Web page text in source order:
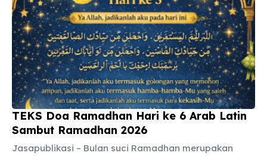
makan-makan biasa lalu sibuk dengan gadget
masing-masing. Agar momen berkumpul di tahun 2026
ini terasa lebih spesial dan tidak membosankan,
pemilihan tema yang menarik sangatlah penting.
Tema yang kuat akan menentukan dress code, lokasi,
hingga aktivitas yang dilakukan. ...
TEKS Doa Ramadhan Hari ke 6 Arab Latin
Sambut Ramadhan 2026
Jasapublikasi – Bulan suci Ramadhan merupakan